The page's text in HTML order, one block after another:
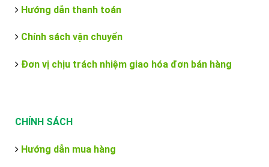
Hướng dẫn thanh toán
Chính sách vận chuyển
Đơn vị chịu trách nhiệm giao hóa đơn bán hàng
CHÍNH SÁCH
Hướng dẫn mua hàng